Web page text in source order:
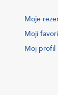
Moje
Moji
Moj profil